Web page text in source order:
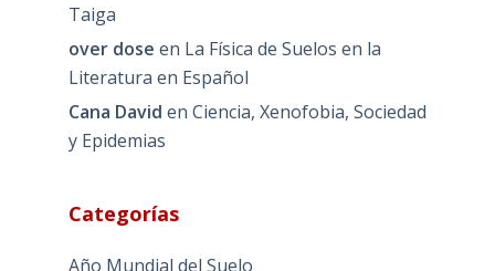
Taiga
over dose en La Física de Suelos en la
Literatura en Español
Cana David en Ciencia, Xenofobia, Sociedad
y Epidemias
Categorías
Año Mundial del Suelo